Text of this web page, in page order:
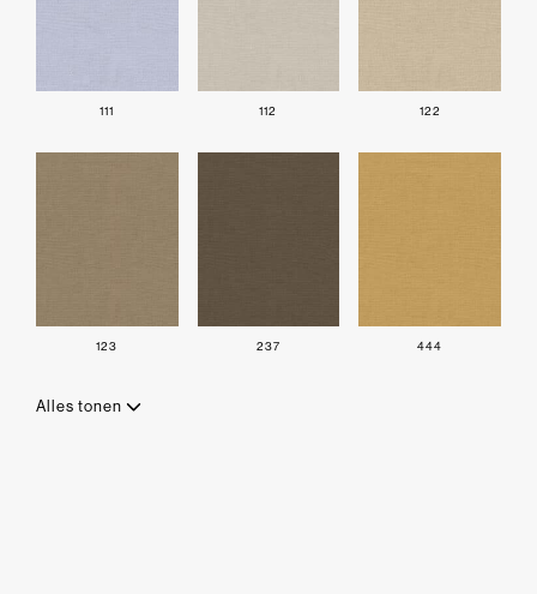
111 112 122
123 237 444
Alles tonen